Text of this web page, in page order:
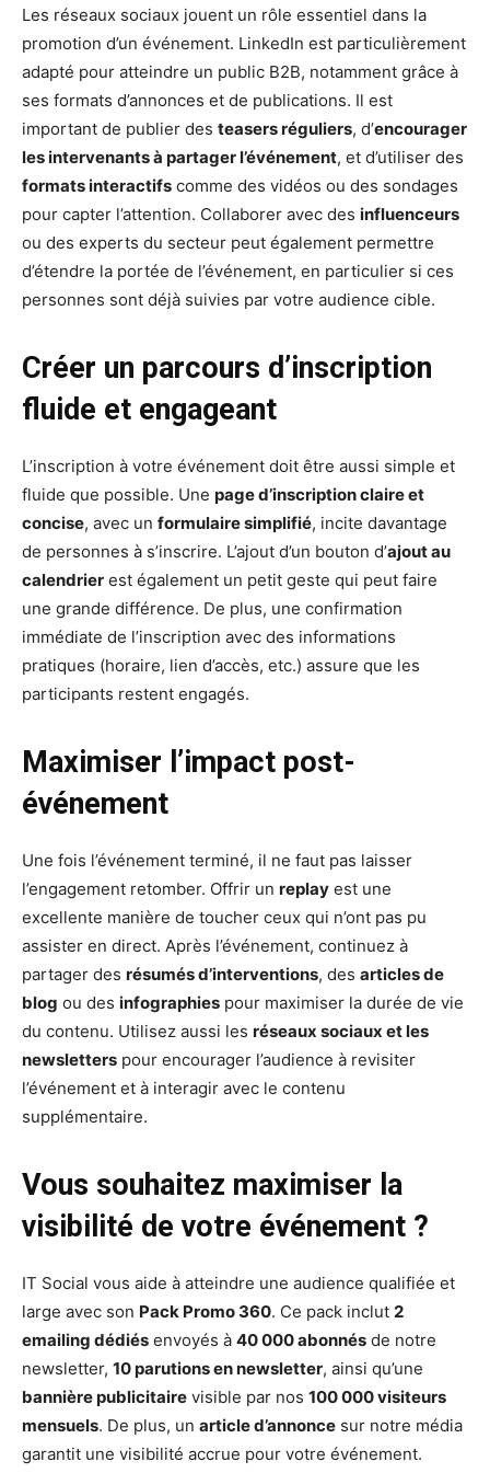
Les réseaux sociaux jouent un rôle essentiel dans la
promotion d’un événement. LinkedIn est particulièrement
adapté pour atteindre un public B2B, notamment grâce à
ses formats d’annonces et de publications. Il est
important de publier des teasers réguliers, d’encourager
les intervenants à partager l’événement, et d’utiliser des
formats interactifs comme des vidéos ou des sondages
pour capter l’attention. Collaborer avec des influenceurs
ou des experts du secteur peut également permettre
d’étendre la portée de l’événement, en particulier si ces
personnes sont déjà suivies par votre audience cible.
Créer un parcours d’inscription
fluide et engageant
L’inscription à votre événement doit être aussi simple et
fluide que possible. Une page d’inscription claire et
concise, avec un formulaire simplifié, incite davantage
de personnes à s’inscrire. L’ajout d’un bouton d’ajout au
calendrier est également un petit geste qui peut faire
une grande différence. De plus, une confirmation
immédiate de l’inscription avec des informations
pratiques (horaire, lien d’accès, etc.) assure que les
participants restent engagés.
Maximiser l’impact post-
événement
Une fois l’événement terminé, il ne faut pas laisser
l’engagement retomber. Offrir un replay est une
excellente manière de toucher ceux qui n’ont pas pu
assister en direct. Après l’événement, continuez à
partager des résumés d’interventions, des articles de
blog ou des infographies pour maximiser la durée de vie
du contenu. Utilisez aussi les réseaux sociaux et les
newsletters pour encourager l’audience à revisiter
l’événement et à interagir avec le contenu
supplémentaire.
Vous souhaitez maximiser la
visibilité de votre événement ?
IT Social vous aide à atteindre une audience qualifiée et
large avec son Pack Promo 360. Ce pack inclut 2
emailing dédiés envoyés à 40 000 abonnés de notre
newsletter, 10 parutions en newsletter, ainsi qu’une
bannière publicitaire visible par nos 100 000 visiteurs
mensuels. De plus, un article d’annonce sur notre média
garantit une visibilité accrue pour votre événement.